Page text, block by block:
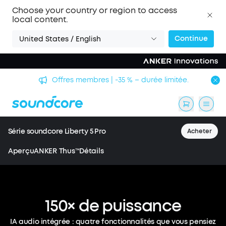
Choose your country or region to access
local content.
United States / English Continue
Offres membres | -35 % – durée limitée.
Série soundcore Liberty 5 Pro Acheter
AperçuANKER Thus™Détails
Liberty 5 Pro / Liberty 5 Pro Max
150×de puissance
IA audio intégrée : quatre fonctionnalités que vous pensiez